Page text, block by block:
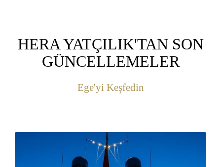
HERA YATÇILIK'TAN SON
GÜNCELLEMELER
Ege'yi Keşfedin